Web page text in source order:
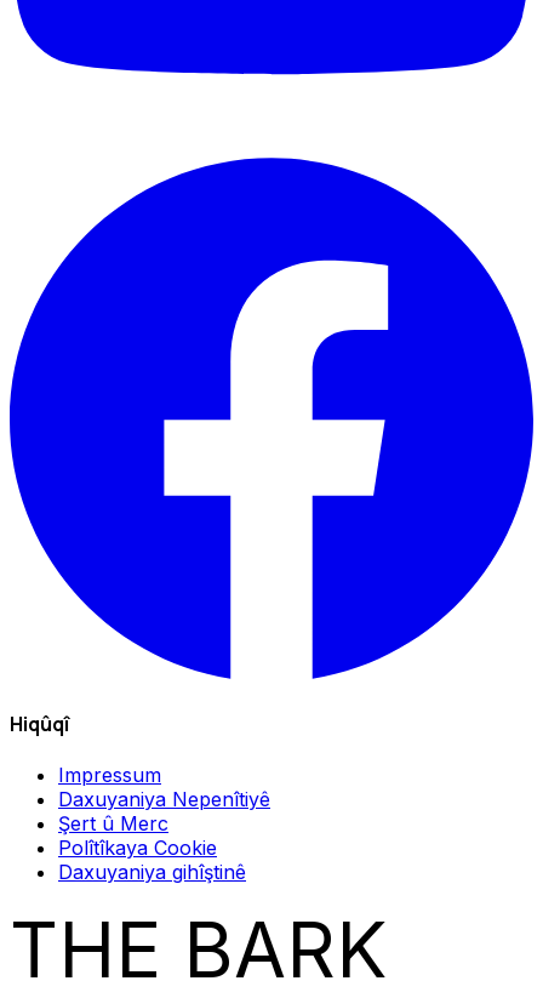
Hiqûqî
Impressum
Daxuyaniya Nepenîtiyê
Şert û Merc
Polîtîkaya Cookie
Daxuyaniya gihîştinê
THE BARK